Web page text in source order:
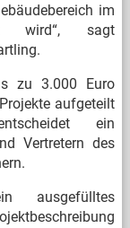
im
wird“, sagt
zu 3.000 Euro
aufgeteilt
ein
Vertretern des
ausgefülltes